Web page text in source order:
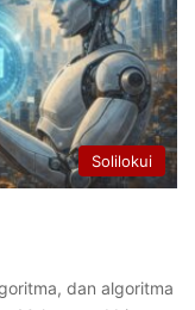
Solilokui
dan algoritma